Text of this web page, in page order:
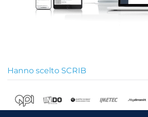
Hanno scelto SCRIB